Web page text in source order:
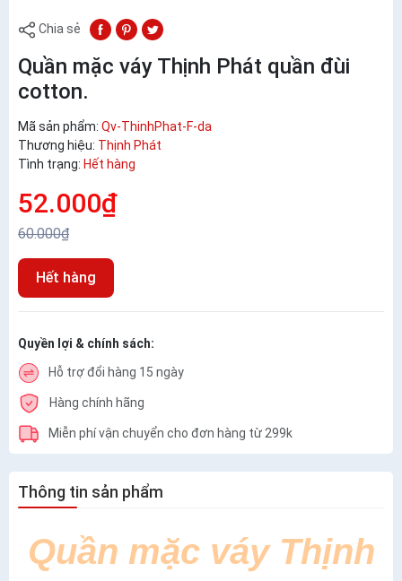
Chia sẻ
Quần mặc váy Thịnh Phát quần đùi
cotton.
Mã sản phẩm: Qv-ThinhPhat-F-da
Thương hiệu: Thịnh Phát
Tình trạng: Hết hàng
52.000₫
60.000₫
Hết hàng
Quyền lợi & chính sách:
Hỗ trợ đổi hàng 15 ngày
Hàng chính hãng
Miễn phí vận chuyển cho đơn hàng từ 299k
Thông tin sản phẩm
Quần mặc váy Thịnh